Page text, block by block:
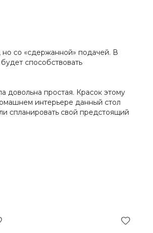
со «сдержанной» подачей. В
способствовать
довольна простая. Красок этому
интерьере данный стол
спланировать свой предстоящий